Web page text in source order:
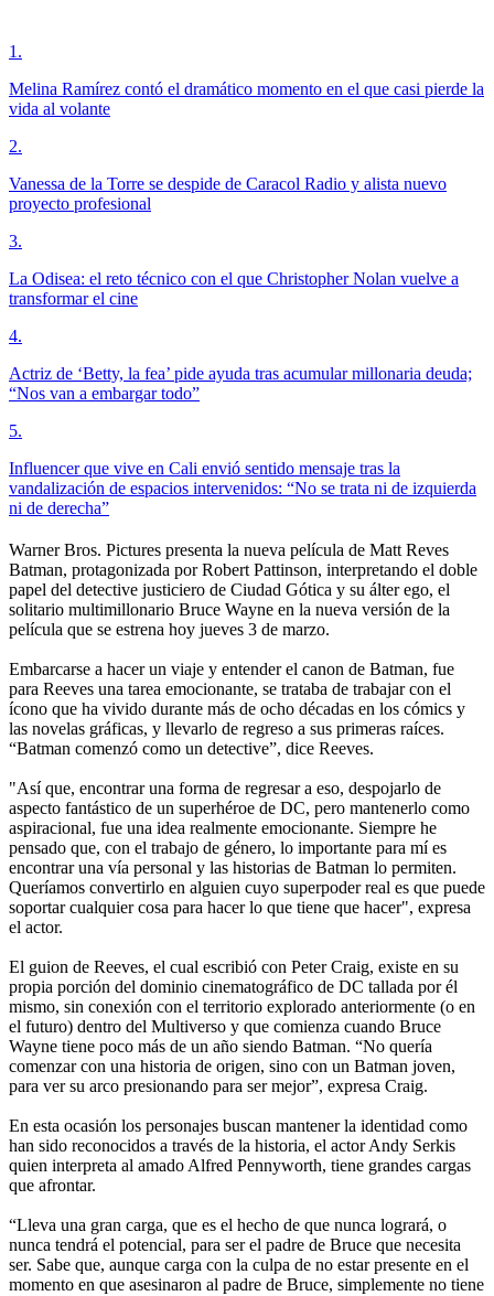
1 .
Melina Ramírez contó el dramático momento en el que casi pierde la
vida al volante
2.
Vanessa de la Torre se despide de Caracol Radio y alista nuevo
proyecto profesional
3.
La Odisea: el reto técnico con el que Christopher Nolan vuelve a
transformar el cine
4.
Actriz de ‘Betty, la fea’ pide ayuda tras acumular millonaria deuda;
“Nos van a embargar todo”
5.
Influencer que vive en Cali envió sentido mensaje tras la
vandalización de espacios intervenidos: “No se trata ni de izquierda
ni de derecha”
Warner Bros. Pictures presenta la nueva película de Matt Reves
Batman, protagonizada por Robert Pattinson, interpretando el doble
papel del detective justiciero de Ciudad Gótica y su álter ego, el
solitario multimillonario Bruce Wayne en la nueva versión de la
película que se estrena hoy jueves 3 de marzo.
Embarcarse a hacer un viaje y entender el canon de Batman, fue
para Reeves una tarea emocionante, se trataba de trabajar con el
ícono que ha vivido durante más de ocho décadas en los cómics y
las novelas gráficas, y llevarlo de regreso a sus primeras raíces.
“Batman comenzó como un detective”, dice Reeves.
"Así que, encontrar una forma de regresar a eso, despojarlo de
aspecto fantástico de un superhéroe de DC, pero mantenerlo como
aspiracional, fue una idea realmente emocionante. Siempre he
pensado que, con el trabajo de género, lo importante para mí es
encontrar una vía personal y las historias de Batman lo permiten.
Queríamos convertirlo en alguien cuyo superpoder real es que puede
soportar cualquier cosa para hacer lo que tiene que hacer", expresa
el actor.
El guion de Reeves, el cual escribió con Peter Craig, existe en su
propia porción del dominio cinematográfico de DC tallada por él
mismo, sin conexión con el territorio explorado anteriormente (o en
el futuro) dentro del Multiverso y que comienza cuando Bruce
Wayne tiene poco más de un año siendo Batman. “No quería
comenzar con una historia de origen, sino con un Batman joven,
para ver su arco presionando para ser mejor”, expresa Craig.
En esta ocasión los personajes buscan mantener la identidad como
han sido reconocidos a través de la historia, el actor Andy Serkis
quien interpreta al amado Alfred Pennyworth, tiene grandes cargas
que afrontar.
“Lleva una gran carga, que es el hecho de que nunca logrará, o
nunca tendrá el potencial, para ser el padre de Bruce que necesita
ser. Sabe que, aunque carga con la culpa de no estar presente en el
momento en que asesinaron al padre de Bruce, simplemente no tiene